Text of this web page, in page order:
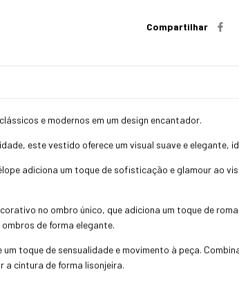
Compartilhar
e modernos em um design encantador.
este vestido oferece um visual suave e elegante,
adiciona um toque de sofisticação e glamour ao
no ombro único, que adiciona um toque de
de forma elegante.
toque de sensualidade e movimento à peça.
a cintura de forma lisonjeira.